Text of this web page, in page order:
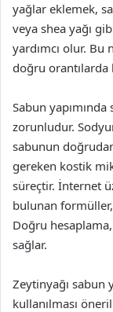
yağlar eklemek,
veya shea yağı
yardımcı olur. Bu
doğru
Sabun
zorunludur.
sabunun
gereken kostik
süreçtir. İnternet
bulunan
Doğru
sağlar.
Zeytinyağı sabun
kullanılması